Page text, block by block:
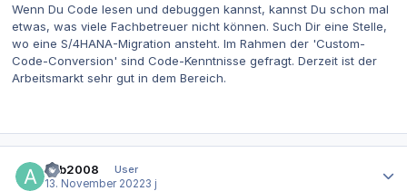
Wenn Du Code lesen und debuggen kannst, kannst Du schon mal
etwas, was viele Fachbetreuer nicht können. Such Dir eine Stelle,
wo eine S/4HANA-Migration ansteht. Im Rahmen der 'Custom-
Code-Conversion' sind Code-Kenntnisse gefragt. Derzeit ist der
Arbeitsmarkt sehr gut in dem Bereich.
aub2008
User
13. November 20223 j